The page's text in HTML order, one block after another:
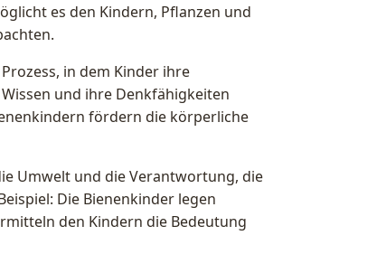
es den Kindern, Pflanzen und
in dem Kinder ihre
und ihre Denkfähigkeiten
fördern die körperliche
Umwelt und die Verantwortung, die
Die Bienenkinder legen
den Kindern die Bedeutung